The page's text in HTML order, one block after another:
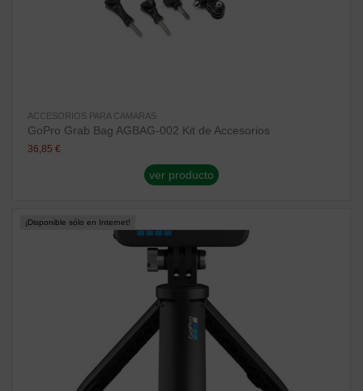
ACCESORIOS PARA CAMARAS
GoPro Grab Bag AGBAG-002 Kit de Accesorios
36,85 €
ver producto
¡Disponible sólo en Internet!